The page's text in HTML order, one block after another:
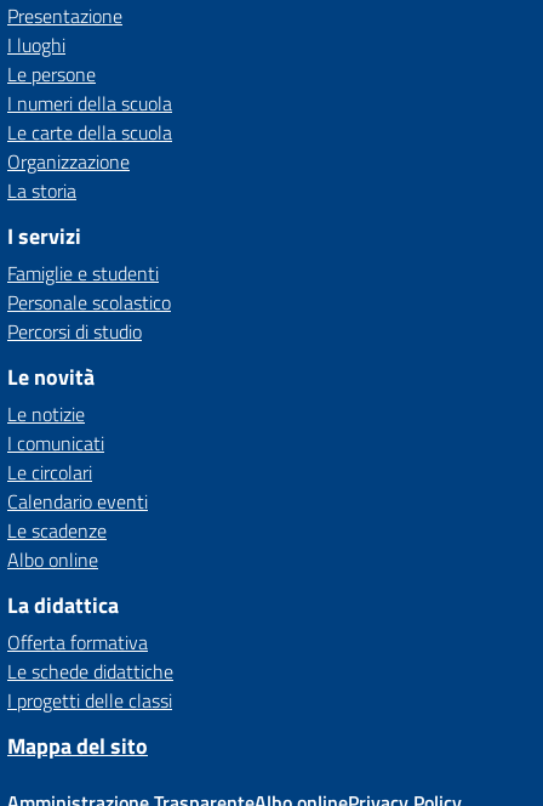
Presentazione
I luoghi
Le persone
I numeri della scuola
Le carte della scuola
Organizzazione
La storia
I servizi
Famiglie e studenti
Personale scolastico
Percorsi di studio
Le novità
Le notizie
I comunicati
Le circolari
Calendario eventi
Le scadenze
Albo online
La didattica
Offerta formativa
Le schede didattiche
I progetti delle classi
Mappa del sito